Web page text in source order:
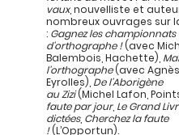
vaux, nouvelliste et
nombreux ouvrages sur
: Gagnez les championnats
d’orthographe !(avec
Balembois, Hachette),
l’orthographe(avec
Eyrolles), De l’Aborigène
au Zizi(Michel Lafon,
faute par jour, Le Grand
dictées, Cherchez la faute
!(L’Opportun).